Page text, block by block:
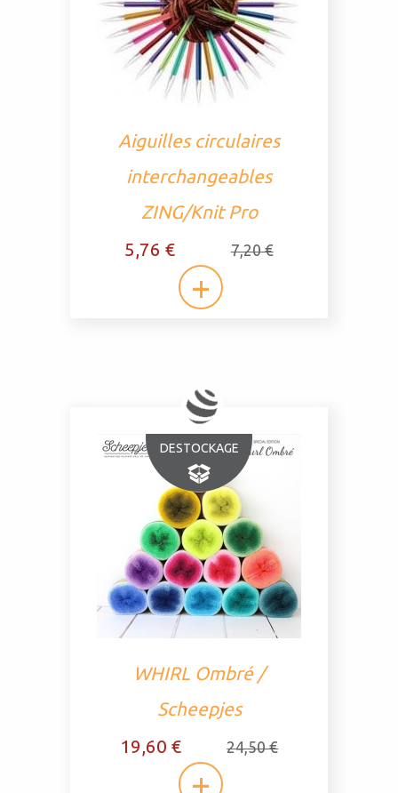
Aiguilles circulaires
interchangeables
ZING/Knit Pro
5,76 €
7,20 €
DESTOCKAGE
WHIRL Ombré /
Scheepjes
19,60 €
24,50 €